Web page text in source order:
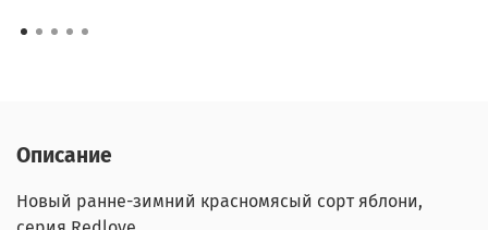
Описание
Новый ранне-зимний красномясый сорт яблони,